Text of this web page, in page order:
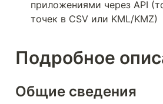
приложениями через API
точек в CSV или KML/KMZ)
Подробное
Общие сведения